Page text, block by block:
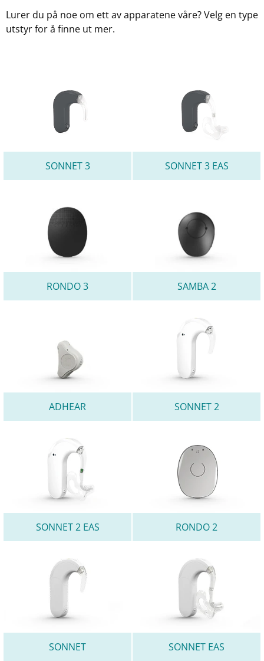
Lurer du på noe om ett av apparatene våre? Velg en type
utstyr for å finne ut mer.
SONNET 3 SONNET 3 EAS
RONDO 3 SAMBA 2
ADHEAR SONNET 2
SONNET 2 EAS RONDO 2
SONNET SONNET EAS